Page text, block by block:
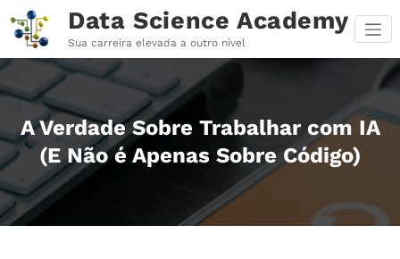
para
conteúdo
Data Science Academy
Sua carreira elevada a outro nível
A Verdade Sobre Trabalhar com IA
(E Não é Apenas Sobre Código)